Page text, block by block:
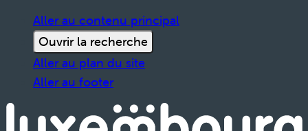
Aller au contenu principal
Ouvrir la recherche
Aller au plan du site
Aller au footer